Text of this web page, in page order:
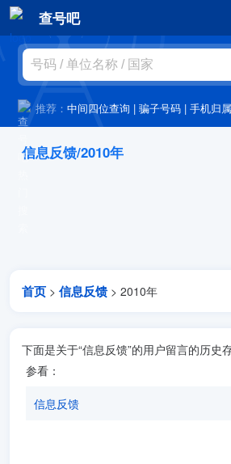
查号吧
推荐：中间四位查询 |骗子号码 |手机归
信息反馈/2010年
首页 > 信息反馈> 2010年
下面是关于“信息反馈”的用户留言的历史
参看：
信息反馈